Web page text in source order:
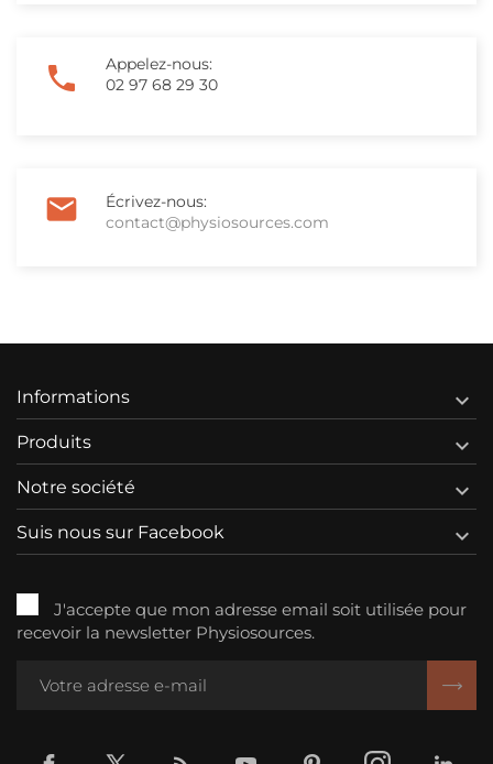

Appelez-nous:
02 97 68 29 30

Écrivez-nous:
contact@physiosources.com
Informations 
Produits 
Notre société 
Suis nous sur Facebook 
J'accepte que mon adresse email soit utilisée pour
recevoir la newsletter Physiosources.